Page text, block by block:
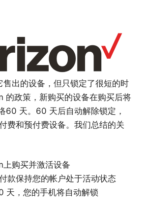
出的设备，但只锁定了很短的时
的政策，新购买的设备在购买后将
60 天。60 天后自动解除锁定，
费和预付费设备。我们总结的关
上购买并激活设备
款保持您的帐户处于活动状态
天，您的手机将自动解锁